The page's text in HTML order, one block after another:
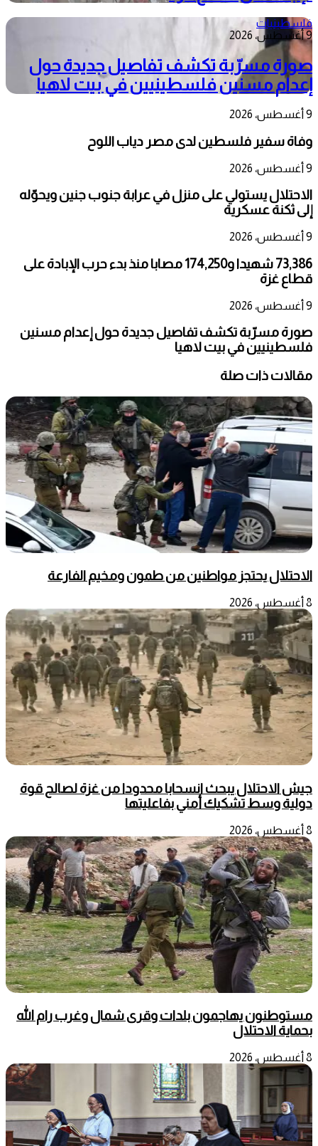
فلسطينيات
9 أغسطس، 2026
صورة مسرّبة تكشف تفاصيل جديدة حول
إعدام مسنين فلسطينيين في بيت لاهيا
9 أغسطس، 2026
وفاة سفير فلسطين لدى مصر دياب اللوح
9 أغسطس، 2026
الاحتلال يستولي على منزل في عرابة جنوب جنين ويحوّله
إلى ثكنة عسكرية
9 أغسطس، 2026
73,386 شهيدا و174,250 مصابا منذ بدء حرب الإبادة على
قطاع غزة
9 أغسطس، 2026
صورة مسرّبة تكشف تفاصيل جديدة حول إعدام مسنين
فلسطينيين في بيت لاهيا
مقالات ذات صلة
الاحتلال يحتجز مواطنين من طمون ومخيم الفارعة
8 أغسطس، 2026
جيش الاحتلال يبحث انسحابا محدودا من غزة لصالح قوة
دولية وسط تشكيك أمني بفاعليتها
8 أغسطس، 2026
مستوطنون يهاجمون بلدات وقرى شمال وغرب رام الله
بحماية الاحتلال
8 أغسطس، 2026